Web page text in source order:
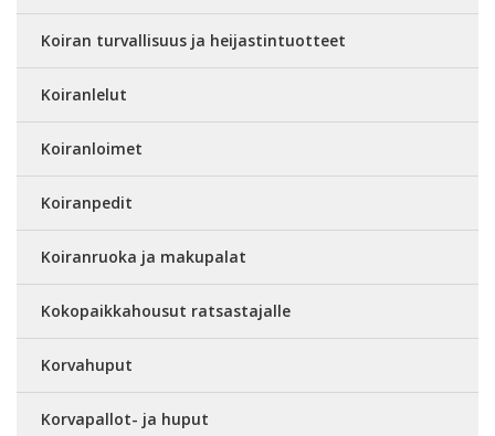
Koiran turvallisuus ja heijastintuotteet
Koiranlelut
Koiranloimet
Koiranpedit
Koiranruoka ja makupalat
Kokopaikkahousut ratsastajalle
Korvahuput
Korvapallot- ja huput